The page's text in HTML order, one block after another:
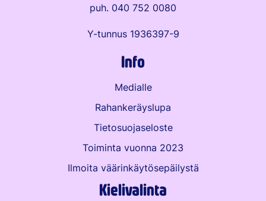
puh. 040 752 0080
Y-tunnus 1936397-9
Info
Medialle
Rahankeräyslupa
Tietosuojaseloste
Toiminta vuonna 2023
Ilmoita väärinkäytös­epäilystä
Kielivalinta